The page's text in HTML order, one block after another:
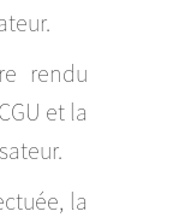
rendu
et la
la